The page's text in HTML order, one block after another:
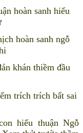
hoàn sanh hiếu
hoàn sanh ngỗ
khán thiềm đầu
trích trích bất sai
hiếu thuận Ngỗ